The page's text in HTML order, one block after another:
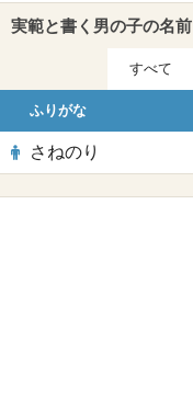
実範と書く男の子の名前
すべて
ふりがな
さねのり